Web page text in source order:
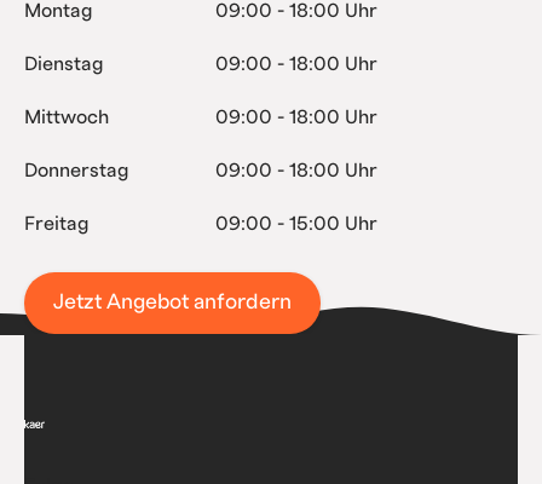
Montag 09:00 - 18:00 Uhr
Dienstag 09:00 - 18:00 Uhr
Mittwoch 09:00 - 18:00 Uhr
Donnerstag 09:00 - 18:00 Uhr
Freitag 09:00 - 15:00 Uhr
Jetzt Angebot anfordern